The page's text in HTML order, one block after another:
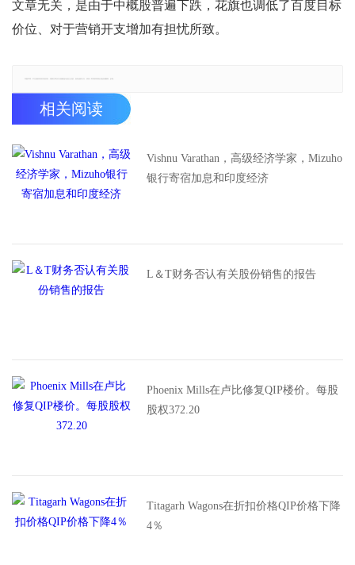
文章无关，是由于中概股普遍下跌，花旗也调低了百度目标
价位、对于营销开支增加有担忧所致。
相关阅读
Vishnu Varathan，高级经济学家，Mizuho
银行寄宿加息和印度经济
L＆T财务否认有关股份销售的报告
Phoenix Mills在卢比修复QIP楼价。每股
股权372.20
Titagarh Wagons在折扣价格QIP价格下降
4％